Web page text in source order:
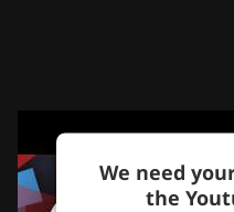
We need
the